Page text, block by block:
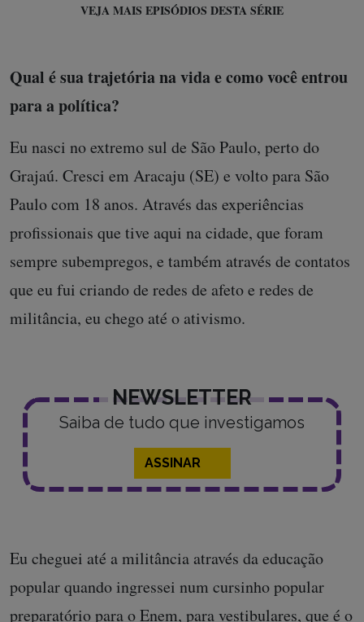
VEJA MAIS EPISÓDIOS DESTA SÉRIE
Qual é sua trajetória na vida e como você entrou
para a política?
Eu nasci no extremo sul de São Paulo, perto do
Grajaú. Cresci em Aracaju (SE) e volto para São
Paulo com 18 anos. Através das experiências
profissionais que tive aqui na cidade, que foram
sempre subempregos, e também através de contatos
que eu fui criando de redes de afeto e redes de
militância, eu chego até o ativismo.
NEWSLETTER
Saiba de tudo que investigamos
ASSINAR
Eu cheguei até a militância através da educação
popular quando ingressei num cursinho popular
preparatório para o Enem, para vestibulares, que é o